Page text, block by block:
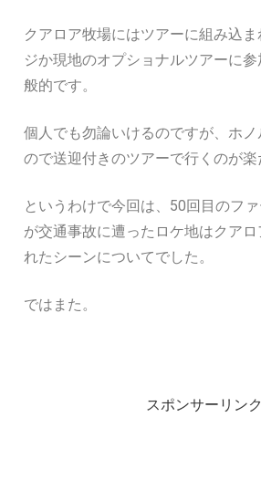
クアロア牧場にはツアーに組み込
ジか現地のオプショナルツアーに
般的です。
個人でも勿論いけるのですが、ホ
ので送迎付きのツアーで行くのが楽
というわけで今回は、50回目のフ
が交通事故に遭ったロケ地はクア
れたシーンについてでした。
ではまた。
スポンサーリンク